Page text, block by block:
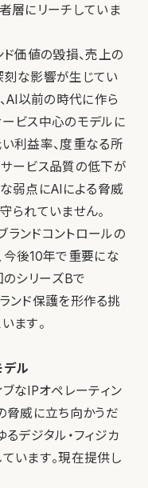
層にリーチしていま
ド価値の毀損、売上の
刻な影響が生じてい
AI以前の時代に作ら
ビス中心のモデルに
利益率、度重なる所
ービス品質の低下が
弱点にAIによる脅威
られていません。
ランドコントロールの
今後10年で重要にな
のシリーズBで
ンド保護を形作る挑
ます。
デル
なIPオペレーティン
脅威に立ち向かうだ
デジタル・フィジカ
います。現在提供し